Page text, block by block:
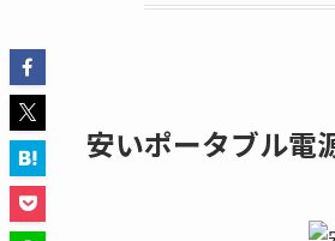
安いポータブル電